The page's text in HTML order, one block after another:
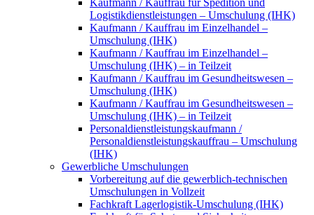
Kaufmann / Kauffrau für Spedition und
Logistikdienstleistungen – Umschulung (IHK)
Kaufmann / Kauffrau im Einzelhandel –
Umschulung (IHK)
Kaufmann / Kauffrau im Einzelhandel –
Umschulung (IHK) – in Teilzeit
Kaufmann / Kauffrau im Gesundheitswesen –
Umschulung (IHK)
Kaufmann / Kauffrau im Gesundheitswesen –
Umschulung (IHK) – in Teilzeit
Personaldienstleistungskaufmann /
Personaldienstleistungskauffrau – Umschulung
(IHK)
Gewerbliche Umschulungen
Vorbereitung auf die gewerblich-technischen
Umschulungen in Vollzeit
Fachkraft Lagerlogistik-Umschulung (IHK)